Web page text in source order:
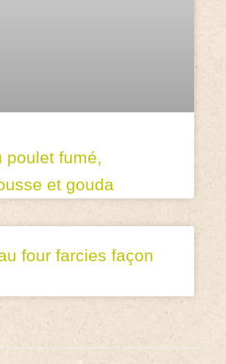
poulet fumé,
et gouda
four farcies façon